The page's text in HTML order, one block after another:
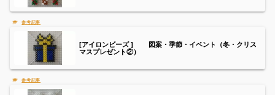
[アイロンビーズ ] 図案・季節・イベント（冬・クリス
マスプレゼント②）